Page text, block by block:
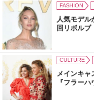
FASHION
人気モデ
回リボルブ
CULTURE
メインキ
『フラー